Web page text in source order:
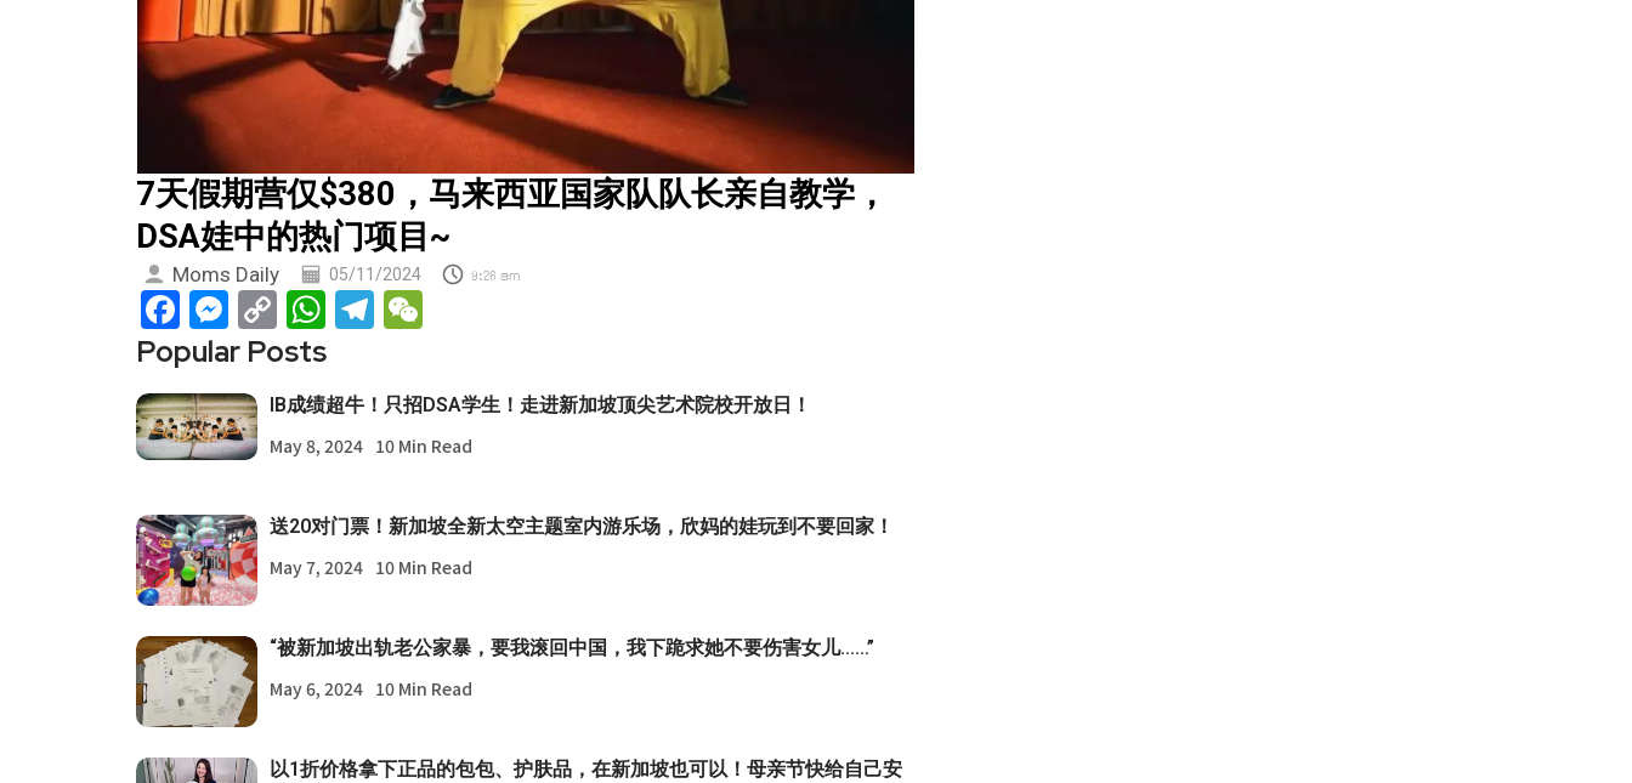
7天假期营仅$380，马来西亚国家队队长亲自教学，
DSA娃中的热门项目~
Moms Daily 05/11/2024 9:26 am
Facebook
Messenger
Copy
Link
WhatsApp
Telegram
Popular Posts
IB成绩超牛！只招DSA学生！走进新加坡顶尖艺术院校开放日！
May 8, 2024 10 Min Read
送20对门票！新加坡全新太空主题室内游乐场，欣妈的娃玩到不要回家！
May 7, 2024 10 Min Read
“被新加坡出轨老公家暴，要我滚回中国，我下跪求她不要伤害女儿……”
May 6, 2024 10 Min Read
以1折价格拿下正品的包包、护肤品，在新加坡也可以！母亲节快给自己安